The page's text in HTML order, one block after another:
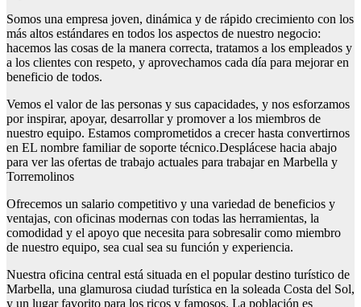
Somos una empresa joven, dinámica y de rápido crecimiento con los
más altos estándares en todos los aspectos de nuestro negocio:
hacemos las cosas de la manera correcta, tratamos a los empleados y
a los clientes con respeto, y aprovechamos cada día para mejorar en
beneficio de todos.
Vemos el valor de las personas y sus capacidades, y nos esforzamos
por inspirar, apoyar, desarrollar y promover a los miembros de
nuestro equipo. Estamos comprometidos a crecer hasta convertirnos
en EL nombre familiar de soporte técnico.Desplácese hacia abajo
para ver las ofertas de trabajo actuales para trabajar en Marbella y
Torremolinos
Ofrecemos un salario competitivo y una variedad de beneficios y
ventajas, con oficinas modernas con todas las herramientas, la
comodidad y el apoyo que necesita para sobresalir como miembro
de nuestro equipo, sea cual sea su función y experiencia.
Nuestra oficina central está situada en el popular destino turístico de
Marbella, una glamurosa ciudad turística en la soleada Costa del Sol,
y un lugar favorito para los ricos y famosos. La población es